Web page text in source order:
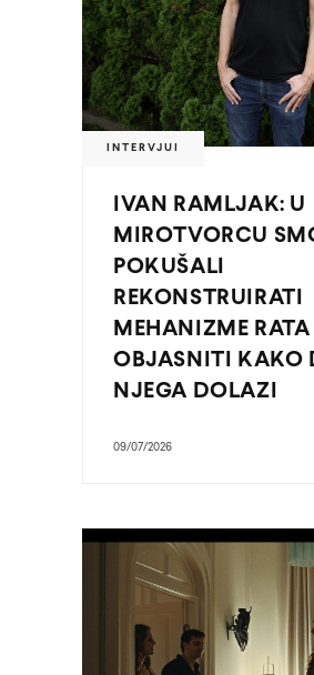
INTERVJUI
IVAN RAMLJAK: U
MIROTVORCU
POKUŠALI
REKONSTRUIRATI
MEHANIZME RATA I
OBJASNITI KAKO
NJEGA DOLAZI
09/07/2026